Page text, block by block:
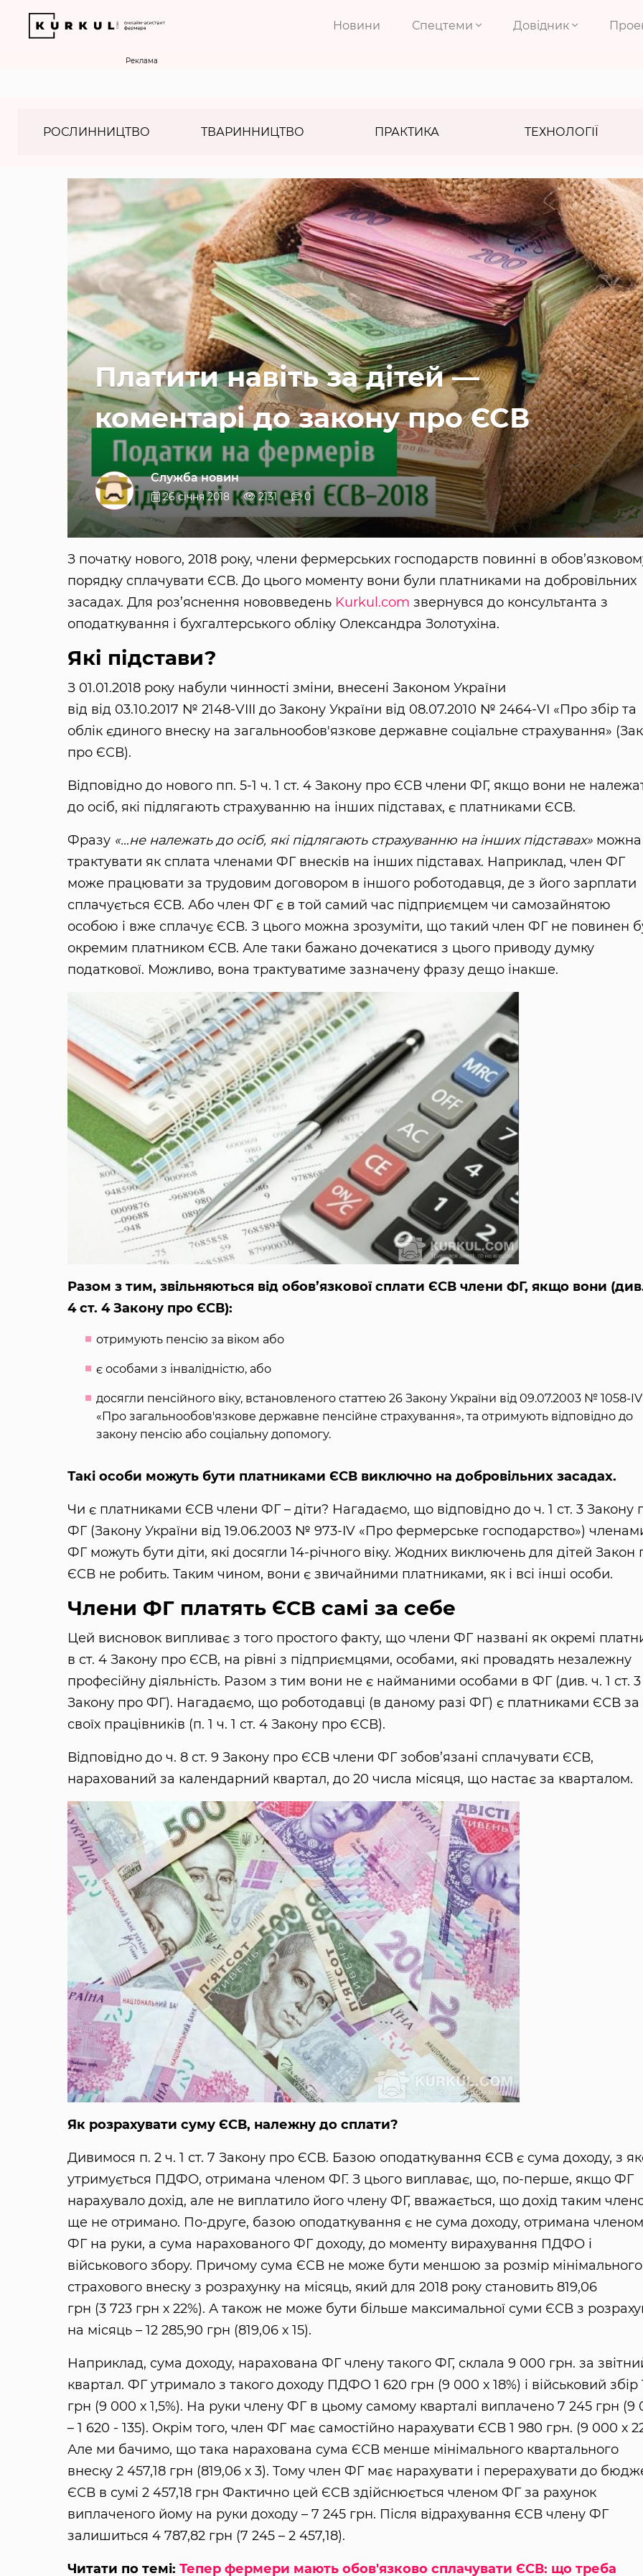
Новини Спецтеми Довідник
Реклама
РОСЛИННИЦТВО ТВАРИННИЦТВО ПРАКТИКА ТЕХНОЛОГІЇ
Платити навіть за дітей —
коментарі до закону про ЄСВ
Служба новин
26 січня 2018 2131 0
З початку нового, 2018 року, члени фермерських господарств повинні в
порядку сплачувати ЄСВ. До цього моменту вони були платниками на добровільних
засадах. Для роз’яснення нововведень Kurkul.com звернувся до консультанта з
оподаткування і бухгалтерського обліку Олександра Золотухіна.
Які підстави?
З 01.01.2018 року набули чинності зміни, внесені Законом України
від від 03.10.2017 № 2148-VIII до Закону України від 08.07.2010 № 2464-VI «Про збір та
облік єдиного внеску на загальнообов'язкове державне соціальне страхування»
про ЄСВ).
Відповідно до нового пп. 5-1 ч. 1 ст. 4 Закону про ЄСВ члени ФГ, якщо вони не
до осіб, які підлягають страхуванню на інших підставах, є платниками ЄСВ.
Фразу «…не належать до осіб, які підлягають страхуванню на інших підставах»можна
трактувати як сплата членами ФГ внесків на інших підставах. Наприклад, член ФГ
може працювати за трудовим договором в іншого роботодавця, де з його зарплати
сплачується ЄСВ. Або член ФГ є в той самий час підприємцем чи самозайнятою
особою і вже сплачує ЄСВ. З цього можна зрозуміти, що такий член ФГ не повинен
окремим платником ЄСВ. Але таки бажано дочекатися з цього приводу думку
податкової. Можливо, вона трактуватиме зазначену фразу дещо інакше.
Разом з тим, звільняються від обов’язкової сплати ЄСВ члени ФГ, якщо вони
4 ст. 4 Закону про ЄСВ):
отримують пенсію за віком або
є особами з інвалідністю, або
досягли пенсійного віку, встановленого статтею 26 Закону України від 09.07.2003 № 1058-IV
«Про загальнообов'язкове державне пенсійне страхування», та отримують відповідно до
закону пенсію або соціальну допомогу.
Такі особи можуть бути платниками ЄСВ виключно на добровільних засадах.
Чи є платниками ЄСВ члени ФГ – діти? Нагадаємо, що відповідно до ч. 1 ст. 3 Закону
ФГ (Закону України від 19.06.2003 № 973-IV «Про фермерське господарство»)
ФГ можуть бути діти, які досягли 14-річного віку. Жодних виключень для дітей Закон
ЄСВ не робить. Таким чином, вони є звичайними платниками, як і всі інші особи.
Члени ФГ платять ЄСВ самі за себе
Цей висновок випливає з того простого факту, що члени ФГ названі як окремі
в ст. 4 Закону про ЄСВ, на рівні з підприємцями, особами, які провадять незалежну
професійну діяльність. Разом з тим вони не є найманими особами в ФГ (див. ч. 1 ст. 3
Закону про ФГ). Нагадаємо, що роботодавці (в даному разі ФГ) є платниками ЄСВ за
своїх працівників (п. 1 ч. 1 ст. 4 Закону про ЄСВ).
Відповідно до ч. 8 ст. 9 Закону про ЄСВ члени ФГ зобов’язані сплачувати ЄСВ,
нарахований за календарний квартал, до 20 числа місяця, що настає за кварталом.
Як розрахувати суму ЄСВ, належну до сплати?
Дивимося п. 2 ч. 1 ст. 7 Закону про ЄСВ. Базою оподаткування ЄСВ є сума доходу, з
утримується ПДФО, отримана членом ФГ. З цього виплаває, що, по-перше, якщо ФГ
нарахувало дохід, але не виплатило його члену ФГ, вважається, що дохід таким
ще не отримано. По-друге, базою оподаткування є не сума доходу, отримана членом
ФГ на руки, а сума нарахованого ФГ доходу, до моменту вирахування ПДФО і
військового збору. Причому сума ЄСВ не може бути меншою за розмір мінімального
страхового внеску з розрахунку на місяць, який для 2018 року становить 819,06
грн (3 723 грн х 22%). А також не може бути більше максимальної суми ЄСВ з
на місяць – 12 285,90 грн (819,06 х 15).
Наприклад, сума доходу, нарахована ФГ члену такого ФГ, склала 9 000 грн. за
квартал. ФГ утримало з такого доходу ПДФО 1 620 грн (9 000 х 18%) і військовий збір
грн (9 000 х 1,5%). На руки члену ФГ в цьому самому кварталі виплачено 7 245 грн (9
– 1 620 - 135). Окрім того, член ФГ має самостійно нарахувати ЄСВ 1 980 грн. (9 000 х
Але ми бачимо, що така нарахована сума ЄСВ менше мінімального квартального
внеску 2 457,18 грн (819,06 х 3). Тому член ФГ має нарахувати і перерахувати до
ЄСВ в сумі 2 457,18 грн Фактично цей ЄСВ здійснюється членом ФГ за рахунок
виплаченого йому на руки доходу – 7 245 грн. Після відрахування ЄСВ члену ФГ
залишиться 4 787,82 грн (7 245 – 2 457,18).
Читати по темі: Тепер фермери мають обов'язково сплачувати ЄСВ: що треба